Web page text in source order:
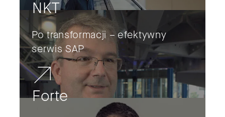
NKT
Po transformacji – efektywny
serwis SAP
Forte